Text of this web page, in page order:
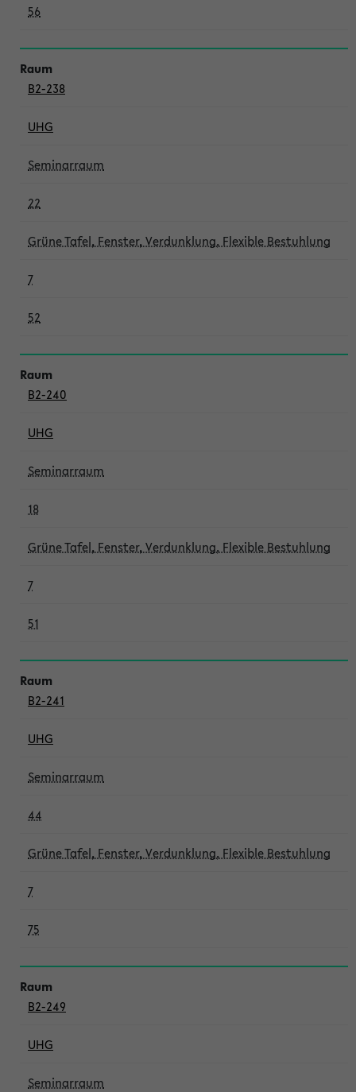
56
B2-238
UHG
Seminarraum
22
Grüne Tafel, Fenster, Verdunklung, Flexible Bestuhlung
7
52
B2-240
UHG
Seminarraum
18
Grüne Tafel, Fenster, Verdunklung, Flexible Bestuhlung
7
51
B2-241
UHG
Seminarraum
44
Grüne Tafel, Fenster, Verdunklung, Flexible Bestuhlung
7
75
B2-249
UHG
Seminarraum